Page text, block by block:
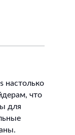
настолько
что
для